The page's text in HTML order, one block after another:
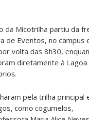
da Micotrilha partiu da
de Eventos, no campus
volta das 8h30,
diretamente à Lagoa
pela trilha principal
como cogumelos,